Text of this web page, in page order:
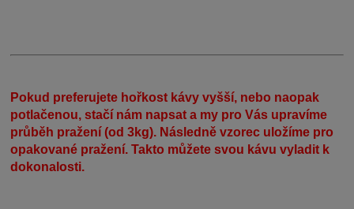
Pokud preferujete hořkost kávy vyšší, nebo naopak
potlačenou, stačí nám napsat a my pro Vás upravíme
průběh pražení (od 3kg). Následně vzorec uložíme pro
opakované pražení. Takto můžete svou kávu vyladit k
dokonalosti.